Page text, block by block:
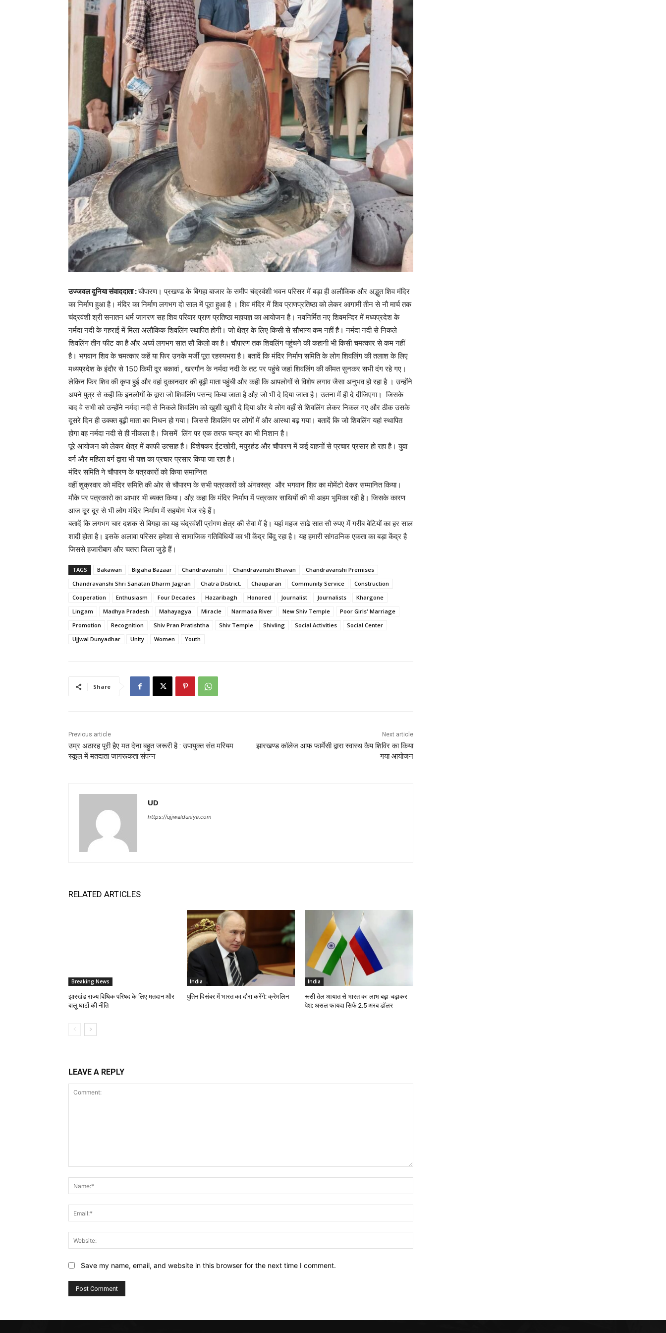
उज्जवल दुनिया संवाददाता :चौपारण। प्रखण्ड के बिगहा बाजार के समीप चंद्रवंशी भवन परिसर में बड़ा ही अलौकिक और अद्भुत शिव मंदिर
का निर्माण हुआ है। मंदिर का निर्माण लगभग दो साल में पूरा हुआ है । शिव मंदिर में शिव प्राणप्रतिष्ठा को लेकर आगामी तीन से नौ मार्च तक
चंद्रवंशी श्री सनातन धर्म जागरण सह शिव परिवार प्राण प्रतिष्ठा महायज्ञ का आयोजन है। नवनिर्मित नए शिवमन्दिर में मध्यप्रदेश के
नर्मदा नदी के गहराई में मिला अलौकिक शिवलिंग स्थापित होगी। जो क्षेत्र के लिए किसी से सौभाग्य कम नहीं है। नर्मदा नदी से निकले
शिवलिंग तीन फीट का है और अर्घ्य लगभग सात सौ किलो का है। चौपारण तक शिवलिंग पहुंचने की कहानी भी किसी चमत्कार से कम नहीं
है। भगवान शिव के चमत्कार कहें या फिर उनके मर्जी पूरा रहस्यभरा है। बतादें कि मंदिर निर्माण समिति के लोग शिवलिंग की तलाश के लिए
मध्यप्रदेश के इंदौर से 150 किमी दूर बकावां , खरगौन के नर्मदा नदी के तट पर पहुंचे जहां शिवलिंग की कीमत सुनकर सभी दंग रहे गए।
लेकिन फिर शिव की कृपा हुई और वहां दुकानदार की बूढ़ी माता पहुंची और कही कि आपलोगों से विशेष लगाव जैसा अनुभव हो रहा है । उन्होंने
अपने पुत्र से कही कि इनलोगों के द्वारा जो शिवलिंग पसन्द किया जाता है औऱ जो भी दे दिया जाता है। उतना में ही दे दीजिएगा। जिसके
बाद वे सभी को उन्होंने नर्मदा नदी से निकले शिवलिंग को खुशी खुशी दे दिया और ये लोग वहाँ से शिवलिंग लेकर निकल गए और ठीक उसके
दूसरे दिन ही उक्क्त बूढ़ी माता का निधन हो गया। जिससे शिवलिंग पर लोगों में और आस्था बढ़ गया। बतादें कि जो शिवलिंग यहां स्थापित
होगा वह नर्मदा नदी से ही नीकला है। जिसमें लिंग पर एक तरफ चन्द्र का भी निशान है।
पूरे आयोजन को लेकर क्षेत्र में काफी उत्साह है। विशेषकर ईटखोरी, मयुरहंड और चौपारण में कई वाहनों से प्रचार प्रसार हो रहा है। युवा
वर्ग और महिला वर्ग द्वारा भी यज्ञ का प्रचार प्रसार किया जा रहा है।
मंदिर समिति ने चौपारण के पत्रकारों को किया समान्नित
वहीं शुक्रवार को मंदिर समिति की ओर से चौपारण के सभी पत्रकारों को अंगवस्त्र और भगवान शिव का मोमेंटो देकर सम्मानित किया।
मौके पर पत्रकारो का आभार भी ब्यक्त किया। औऱ कहा कि मंदिर निर्माण में पत्रकार साथियों की भी अहम भूमिका रही है। जिसके कारण
आज दूर दूर से भी लोग मंदिर निर्माण में सहयोग भेज रहे हैं।
बतादें कि लगभग चार दशक से बिगहा का यह चंद्रवंशी प्रांगण क्षेत्र की सेवा में है। यहां महज साढे सात सौ रुपए में गरीब बेटियों का हर साल
शादी होता है। इसके अलावा परिसर हमेशा से सामाजिक गतिविधियों का भी केंद्र बिंदु रहा है। यह हमारी सांगठनिक एकता का बड़ा केंद्र है
जिससे हजारीबाग और चतरा जिला जुड़े हैं।
TAGS Bakawan Bigaha Bazaar Chandravanshi Chandravanshi Bhavan
Chandravanshi Premises
Chandravanshi Shri Sanatan Dharm Jagran
Chatra District. Chauparan Community Service
Construction
Cooperation
Enthusiasm Four Decades Hazaribagh Honored Journalist Journalists
Khargone
Lingam
Madhya Pradesh Mahayagya Miracle Narmada River New Shiv Temple
Poor Girls' Marriage
Promotion
Recognition Shiv Pran Pratishtha Shiv Temple Shivling Social Activities
Social Center
Ujjwal Dunyadhar
Unity Women Youth
Share
Previous article
उम्र अठारह पूरी हैए मत देना बहुत जरूरी है : उपायुक्त संत मरियम
स्कूल में मतदाता जागरूकता संपन्न
Next article
झारखण्ड कॉलेज आफ फार्मेसी द्वारा स्वास्थ कैप शिविर का किया
गया आयोजन
UD
https://ujjwalduniya.com
RELATED ARTICLES
Breaking News
झारखंड राज्य विधिक परिषद के लिए मतदान और
बालू घाटों की नीति
India
पुतिन दिसंबर में भारत का दौरा करेंगे: क्रेमलिन
India
रूसी तेल आयात से भारत का लाभ बढ़ा-चढ़ाकर
पेश; असल फायदा सिर्फ 2.5 अरब डॉलर
LEAVE A REPLY
Save my name, email, and website in this browser for the next time I comment.